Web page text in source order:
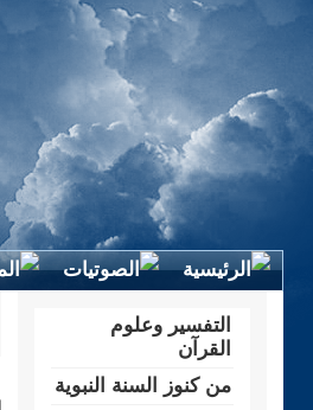
التفسير وعلوم
القرآن
من كنوز السنة النبوية